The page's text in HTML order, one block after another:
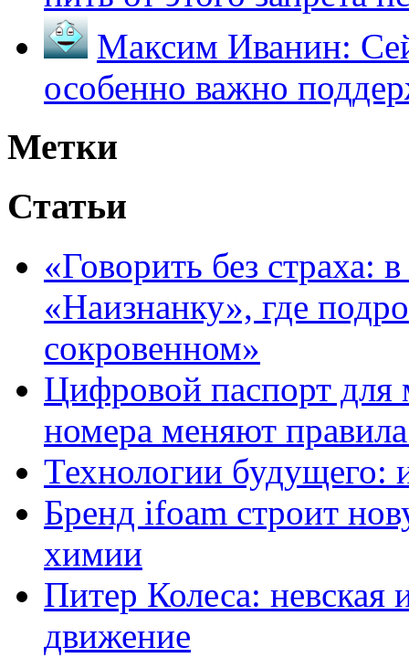
Максим Иванин:
особенно важно
Метки
Статьи
«Говорить без страха:
«Наизнанку», где
сокровенном»
Цифровой паспорт для
номера меняют
Технологии будущего:
Бренд ifoam строит
химии
Питер Колеса: невская
движение